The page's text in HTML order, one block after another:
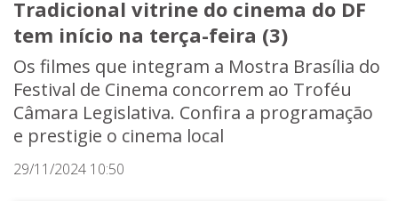
Tradicional vitrine do cinema do DF
tem início na terça-feira (3)
Os filmes que integram a Mostra Brasília do
Festival de Cinema concorrem ao Troféu
Câmara Legislativa. Confira a programação
e prestigie o cinema local
29/11/2024 10:50